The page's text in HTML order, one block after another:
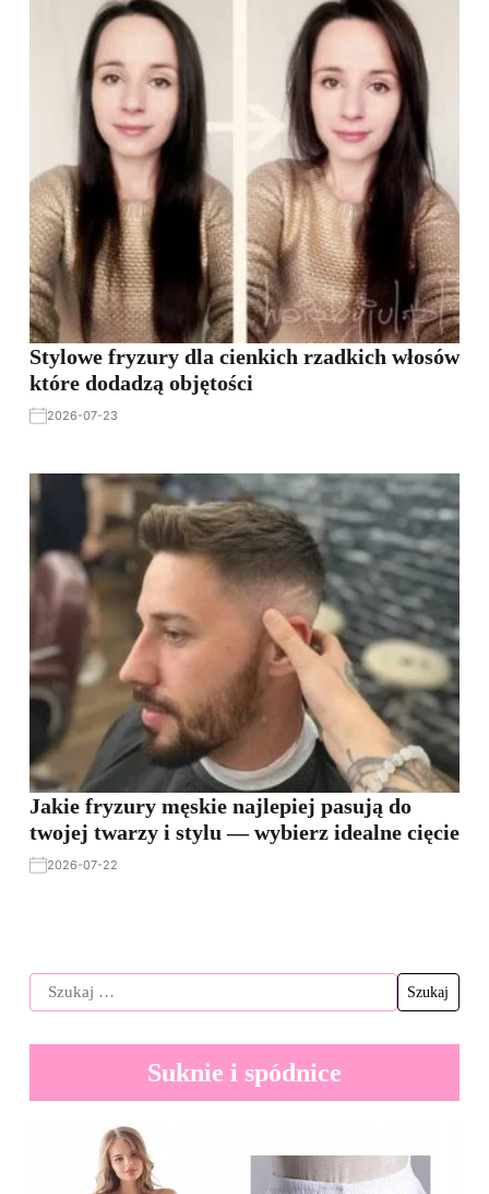
Stylowe fryzury dla cienkich rzadkich włosów
które dodadzą objętości
2026-07-23
Jakie fryzury męskie najlepiej pasują do
twojej twarzy i stylu — wybierz idealne cięcie
2026-07-22
Suknie i spódnice